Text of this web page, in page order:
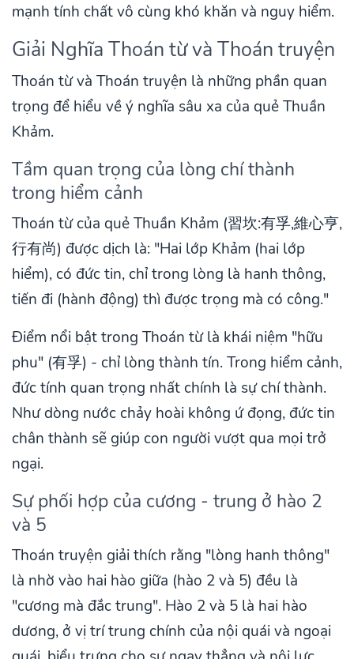
mạnh tính chất vô cùng khó khăn và nguy hiểm.
Giải Nghĩa Thoán từ và Thoán truyện
Thoán từ và Thoán truyện là những phần quan
trọng để hiểu về ý nghĩa sâu xa của quẻ Thuần
Khảm.
Tầm quan trọng của lòng chí thành
trong hiểm cảnh
Thoán từ của quẻ Thuần Khảm (習坎:有孚,維心亨,
行有尚) được dịch là: "Hai lớp Khảm (hai lớp
hiểm), có đức tin, chỉ trong lòng là hanh thông,
tiến đi (hành động) thì được trọng mà có công."
Điểm nổi bật trong Thoán từ là khái niệm "hữu
phu" (有孚) - chỉ lòng thành tín. Trong hiểm cảnh,
đức tính quan trọng nhất chính là sự chí thành.
Như dòng nước chảy hoài không ứ đọng, đức tin
chân thành sẽ giúp con người vượt qua mọi trở
ngại.
Sự phối hợp của cương - trung ở hào 2
và 5
Thoán truyện giải thích rằng "lòng hanh thông"
là nhờ vào hai hào giữa (hào 2 và 5) đều là
"cương mà đắc trung". Hào 2 và 5 là hai hào
dương, ở vị trí trung chính của nội quái và ngoại